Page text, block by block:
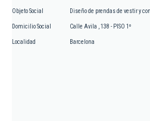
Objeto Social Diseño de prendas de vestir y
Domicilio Social Calle Avila , 138 - PISO 1º
Localidad Barcelona